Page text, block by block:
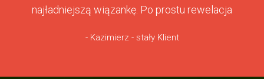
najładniejszą wiązankę. Po prostu rewelacja
- Kazimierz - stały Klient